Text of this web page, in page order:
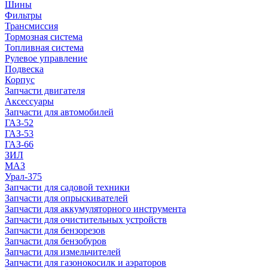
Шины
Фильтры
Трансмиссия
Тормозная система
Топливная система
Рулевое управление
Подвеска
Корпус
Запчасти двигателя
Аксессуары
Запчасти для автомобилей
ГАЗ-52
ГАЗ-53
ГАЗ-66
ЗИЛ
МАЗ
Урал-375
Запчасти для садовой техники
Запчасти для опрыскивателей
Запчасти для аккумуляторного инструмента
Запчасти для очистительных устройств
Запчасти для бензорезов
Запчасти для бензобуров
Запчасти для измельчителей
Запчасти для газонокосилк и аэраторов